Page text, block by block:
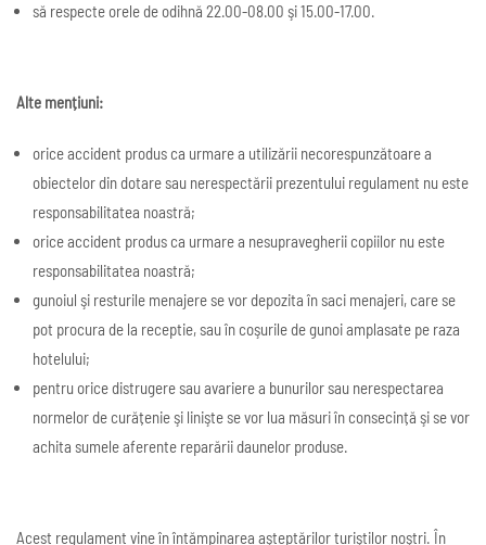
să respecte orele de odihnă 22.00-08.00 şi 15.00-17.00.
Alte mențiuni:
orice accident produs ca urmare a utilizării necorespunzătoare a
obiectelor din dotare sau nerespectării prezentului regulament nu este
responsabilitatea noastră;
orice accident produs ca urmare a nesupravegherii copiilor nu este
responsabilitatea noastră;
gunoiul şi resturile menajere se vor depozita în saci menajeri, care se
pot procura de la receptie, sau în coşurile de gunoi amplasate pe raza
hotelului;
pentru orice distrugere sau avariere a bunurilor sau nerespectarea
normelor de curățenie şi linişte se vor lua măsuri în consecință şi se vor
achita sumele aferente reparării daunelor produse.
Acest regulament vine în întămpinarea aşteptărilor turiştilor noştri. În